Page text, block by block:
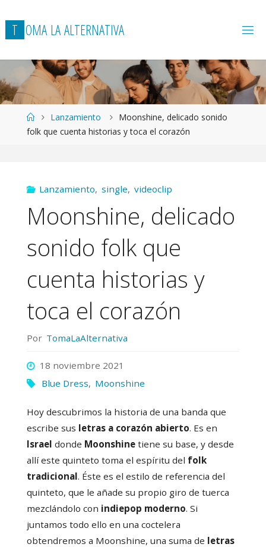
T OMA LAALTERNATIVA
Página
de
Lanzamiento
Moonshine, delicado sonido
folk que cuenta historias y toca el corazón
Lanzamiento, single, videoclip
Moonshine, delicado
sonido folk que
cuenta historias y
toca el corazón
Por TomaLaAlternativa
18 noviembre 2021
Blue Dress, Moonshine
Hoy descubrimos la historia de una banda que
escribe sus letras a corazón abierto. Es en
Israel donde Moonshinetiene su base, y desde
allí este quinteto toma el espíritu del folk
tradicional. Éste es el estilo de referencia del
quinteto, que le añade su propio giro de tuerca
mezclándolo con indiepop moderno. Si
juntamos todo ello en una coctelera
obtendremos a Moonshine, una suma de letras